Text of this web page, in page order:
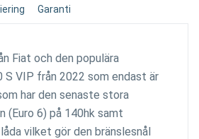
Garanti
Fiat och den populära
S VIP från 2022 som endast är
har den senaste stora
(Euro 6) på 140hk samt
vilket gör den bränslesnål